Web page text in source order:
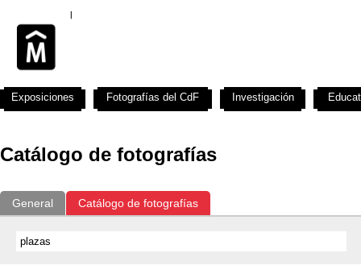
Catálogo de fotografías
General Catálogo de fotografías
Exposiciones Fotografías del CdF Investigación